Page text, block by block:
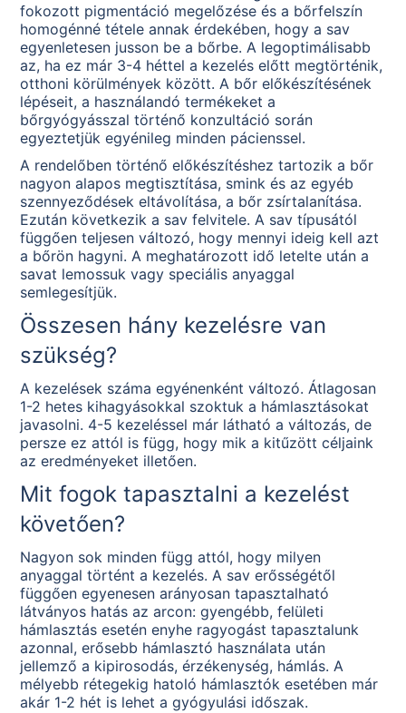
fokozott pigmentáció megelőzése és a bőrfelszín
homogénné tétele annak érdekében, hogy a sav
egyenletesen jusson be a bőrbe. A legoptimálisabb
az, ha ez már 3-4 héttel a kezelés előtt megtörténik,
otthoni körülmények között. A bőr előkészítésének
lépéseit, a használandó termékeket a
bőrgyógyásszal történő konzultáció során
egyeztetjük egyénileg minden pácienssel.
A rendelőben történő előkészítéshez tartozik a bőr
nagyon alapos megtisztítása, smink és az egyéb
szennyeződések eltávolítása, a bőr zsírtalanítása.
Ezután következik a sav felvitele. A sav típusától
függően teljesen változó, hogy mennyi ideig kell azt
a bőrön hagyni. A meghatározott idő letelte után a
savat lemossuk vagy speciális anyaggal
semlegesítjük.
Összesen hány kezelésre van
szükség?
A kezelések száma egyénenként változó. Átlagosan
1-2 hetes kihagyásokkal szoktuk a hámlasztásokat
javasolni. 4-5 kezeléssel már látható a változás, de
persze ez attól is függ, hogy mik a kitűzött céljaink
az eredményeket illetően.
Mit fogok tapasztalni a kezelést
követően?
Nagyon sok minden függ attól, hogy milyen
anyaggal történt a kezelés. A sav erősségétől
függően egyenesen arányosan tapasztalható
látványos hatás az arcon: gyengébb, felületi
hámlasztás esetén enyhe ragyogást tapasztalunk
azonnal, erősebb hámlasztó használata után
jellemző a kipirosodás, érzékenység, hámlás. A
mélyebb rétegekig hatoló hámlasztók esetében már
akár 1-2 hét is lehet a gyógyulási időszak.